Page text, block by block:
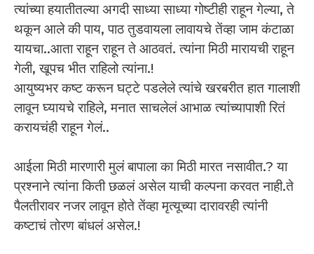
त्यांच्या हयातीतल्या अगदी साध्या साध्या गोष्टीही राहून गेल्या, ते
थकून आले की पाय, पाठ तुडवायला लावायचे तेंव्हा जाम कंटाळा
यायचा..आता राहून राहून ते आठवतं. त्यांना मिठी मारायची राहून
गेली, खूपच भीत राहिलो त्यांना.!
आयुष्यभर कष्ट करून घट्टे पडलेले त्यांचे खरबरीत हात गालाशी
लावून घ्यायचे राहिले, मनात साचलेलं आभाळ त्यांच्यापाशी रितं
करायचंही राहून गेलं..
आईला मिठी मारणारी मुलं बापाला का मिठी मारत नसावीत.? या
प्रश्नाने त्यांना किती छळलं असेल याची कल्पना करवत नाही.ते
पैलतीरावर नजर लावून होते तेंव्हा मृत्यूच्या दारावरही त्यांनी
कष्टाचं तोरण बांधलं असेल.!